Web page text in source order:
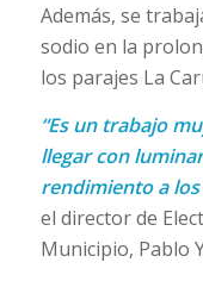
Además, se
sodio en la
los parajes La
“Es un trabajo
llegar con
rendimiento a
el director de
Municipio, Pablo